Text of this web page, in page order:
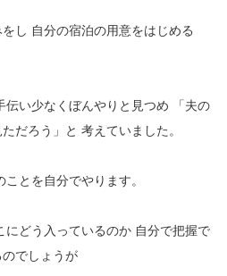
し 自分の宿泊の用意をはじめる
伝い少なくぼんやりと見つめ 「夫の
だろう」と 考えていました。
ことを自分でやります。
にどう入っているのか 自分で把握で
でしょうが